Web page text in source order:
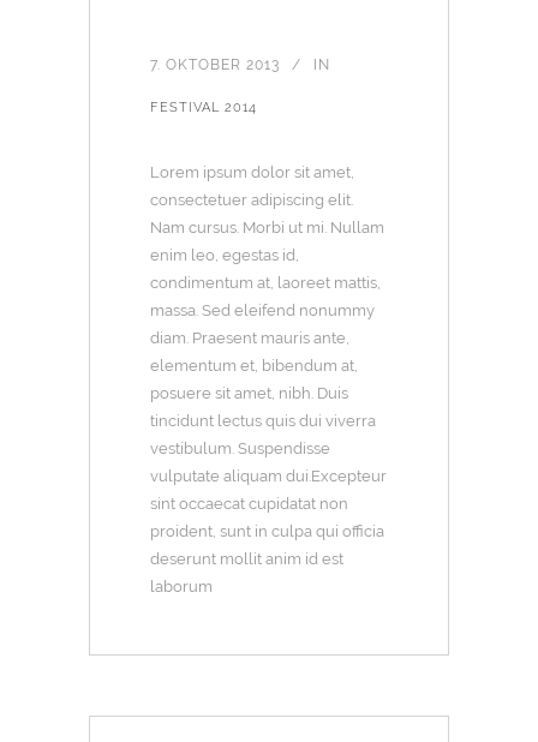
7. OKTOBER 2013 IN
FESTIVAL 2014
Lorem ipsum dolor sit amet,
consectetuer adipiscing elit.
Nam cursus. Morbi ut mi. Nullam
enim leo, egestas id,
condimentum at, laoreet mattis,
massa. Sed eleifend nonummy
diam. Praesent mauris ante,
elementum et, bibendum at,
posuere sit amet, nibh. Duis
tincidunt lectus quis dui viverra
vestibulum. Suspendisse
vulputate aliquam dui.Excepteur
sint occaecat cupidatat non
proident, sunt in culpa qui officia
deserunt mollit anim id est
laborum